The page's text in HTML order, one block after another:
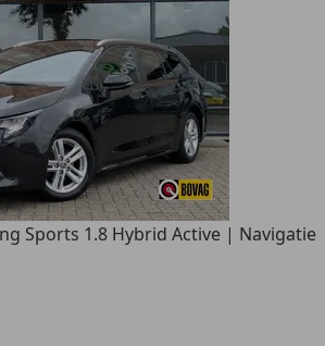
Sports 1.8 Hybrid Active | Navigatie